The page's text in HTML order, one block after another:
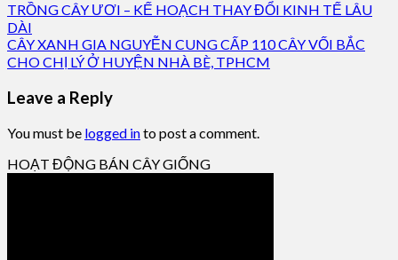
TRỒNG CÂY ƯƠI – KẾ HOẠCH THAY ĐỔI KINH TẾ LÂU
DÀI
CÂY XANH GIA NGUYỄN CUNG CẤP 110 CÂY VỐI BẮC
CHO CHỊ LÝ Ở HUYỆN NHÀ BÈ, TPHCM
Leave a Reply
You must be logged into post a comment.
HOẠT ĐỘNG BÁN CÂY GIỐNG